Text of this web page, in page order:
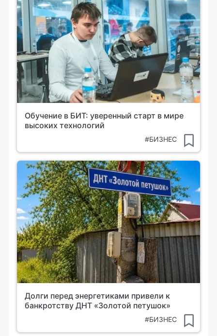
Обучение в БИТ: уверенный старт в мире
высоких технологий
#БИЗНЕС
Долги перед энергетиками привели к
банкротству ДНТ «Золотой петушок»
#БИЗНЕС